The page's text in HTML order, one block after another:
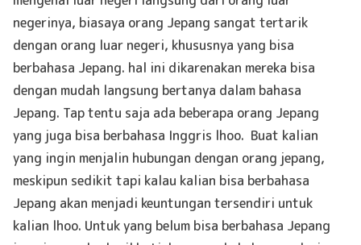
negerinya, biasaya orang Jepang sangat tertarik
dengan orang luar negeri, khususnya yang bisa
berbahasa Jepang. hal ini dikarenakan mereka bisa
dengan mudah langsung bertanya dalam bahasa
Jepang. Tap tentu saja ada beberapa orang Jepang
yang juga bisa berbahasa Inggris lhoo. Buat kalian
yang ingin menjalin hubungan dengan orang jepang,
meskipun sedikit tapi kalau kalian bisa berbahasa
Jepang akan menjadi keuntungan tersendiri untuk
kalian lhoo. Untuk yang belum bisa berbahasa Jepang